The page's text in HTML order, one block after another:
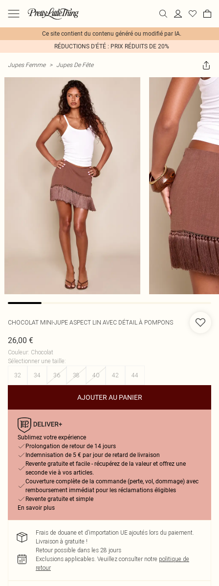
Ce site contient du contenu généré ou modifié par IA.
RÉDUCTIONS D'ÉTÉ : PRIX RÉDUITS DE 20%
Jupes Femme > Jupes De Fête
CHOCOLAT MINI-JUPE ASPECT LIN AVEC DÉTAIL À POMPONS
26,00 €
Couleur: Chocolat
Sélectionner une taille:
32
34 36 38 40 42 44
AJOUTER AU PANIER
Sublimez votre expérience
Prolongation de retour de 14 jours
Indemnisation de 5 € par jour de retard de livraison
Revente gratuite et facile - récupérez de la valeur et offrez une
seconde vie à vos articles.
Couverture complète de la commande (perte, vol, dommage) avec
remboursement immédiat pour les réclamations éligibles
Revente gratuite et simple
En savoir plus
Frais de douane et d’importation UE ajoutés lors du paiement.
Livraison à gratuite !
Retour possible dans les 28 jours
Exclusions applicables. Veuillez consulter notre politique de
retour